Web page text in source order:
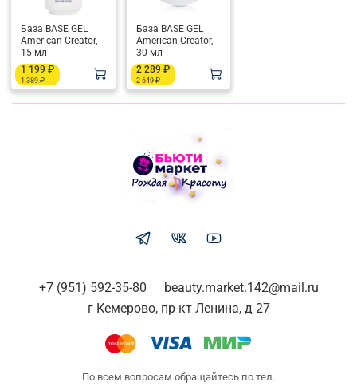
База BASE GEL
American Creator,
15 мл
1 199 ₽
1 389 ₽
База BASE GEL
American Creator,
30 мл
2 289 ₽
2 649 ₽
+7 (951) 592-35-80
beauty.market.142@mail.ru
г Кемерово, пр-кт Ленина, д 27
По всем вопросам обращайтесь по тел.